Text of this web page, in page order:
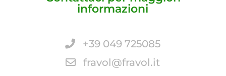
informazioni
+39 049 725085
fravol@fravol.it